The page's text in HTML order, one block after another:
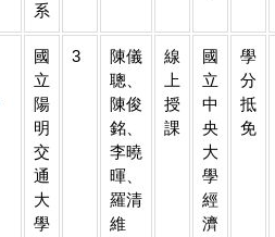
系
國
立
陽
明
交
通
大
學
3
陳儀
聰、
陳俊
銘、
李曉
暉、
羅清
維
線
上
授
課
國
立
中
央
大
學
經
濟
學
分
抵
免